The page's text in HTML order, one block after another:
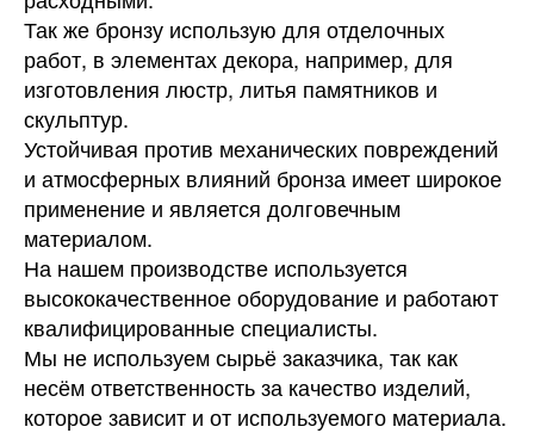
Так же бронзу использую для отделочных
работ, в элементах декора, например, для
изготовления люстр, литья памятников и
скульптур.
Устойчивая против механических повреждений
и атмосферных влияний бронза имеет широкое
применение и является долговечным
материалом.
На нашем производстве используется
высококачественное оборудование и работают
квалифицированные специалисты.
Мы не используем сырьё заказчика, так как
несём ответственность за качество изделий,
которое зависит и от используемого материала.